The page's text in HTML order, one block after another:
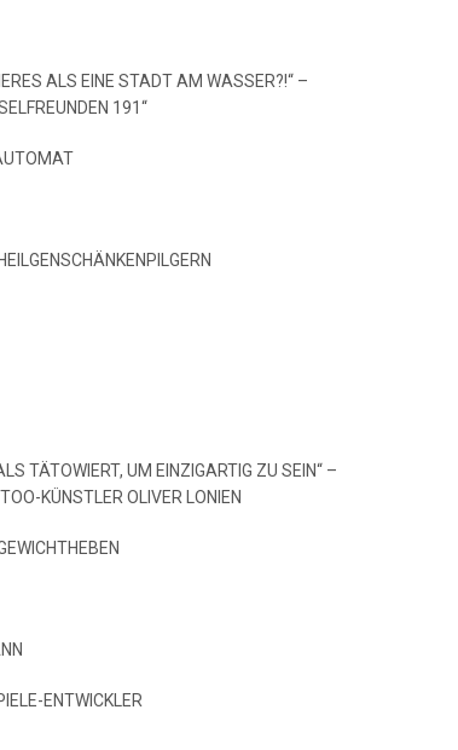
ALS EINE STADT AM WASSER?!“ –
191“
TÄTOWIERT, UM EINZIGARTIG ZU SEIN“ –
KÜNSTLER OLIVER LONIEN
ENTWICKLER